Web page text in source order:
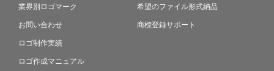
業界別ロゴマーク
お問い合わせ
ロゴ制作実績
ロゴ作成マニュアル
希望のファイル形式納品
商標登録サポート